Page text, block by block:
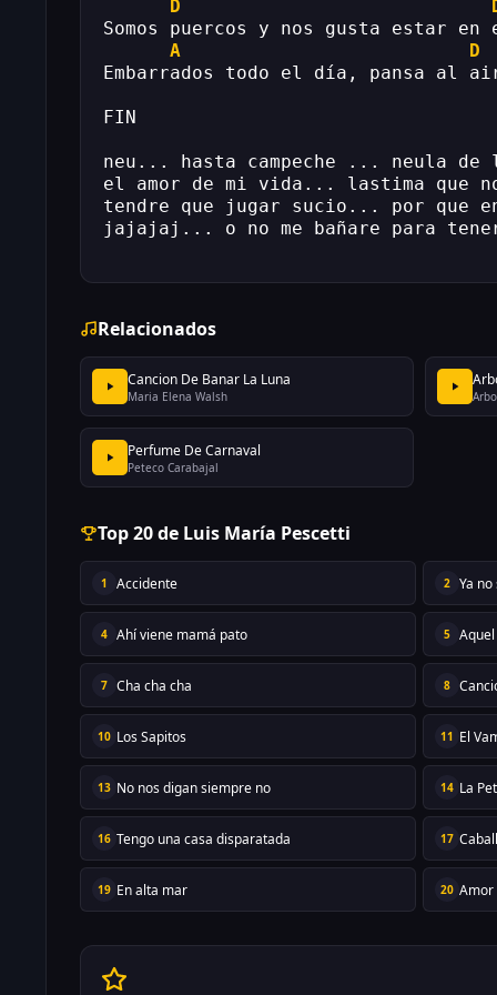
D
Somos puercos y nos gusta estar en
A
D
Embarrados todo el día, pansa al
FIN
neu... hasta campeche ... neula
el amor de mi vida... lastima que
tendre que jugar sucio... por que
jajajaj... o no me bañare para
Relacionados
Cancion De Banar La Luna
Maria Elena Walsh
Perfume De Carnaval
Peteco Carabajal
Top 20 de Luis María Pescetti
1 Accidente 2 Ya
4 Ahí viene mamá pato 5
7 Cha cha cha 8
10 Los Sapitos 11 El
13 No nos digan siempre no 14 La
16 Tengo una casa disparatada 17
19 En alta mar 20 Amor